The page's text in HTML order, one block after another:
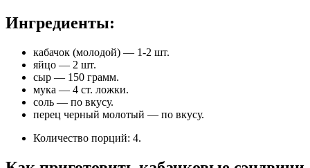
Ингредиенты:
кабачок (молодой) — 1-2 шт.
яйцо — 2 шт.
сыр — 150 грамм.
мука — 4 ст. ложки.
соль — по вкусу.
перец черный молотый — по вкусу.
Количество порций: 4.